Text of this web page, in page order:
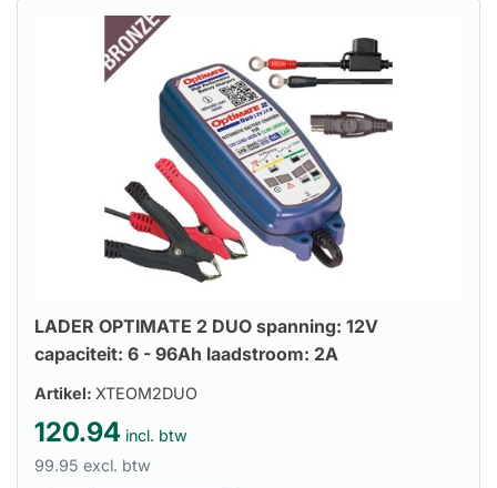
LADER OPTIMATE 2 DUO spanning: 12V
capaciteit: 6 - 96Ah laadstroom: 2A
Artikel: XTEOM2DUO
120.94 incl. btw
99.95 excl. btw